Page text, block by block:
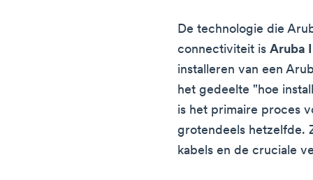
De technologie die
connectiviteit isAruba
installeren van een
het gedeelte "hoe
is het primaire proces
grotendeels hetzelfde.
kabels en de cruciale